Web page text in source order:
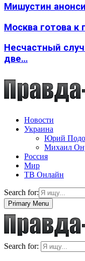
Мишустин
Москва готова к
Несчастный
две…
Новости
Украина
Юрий
Михаил
Россия
Мир
ТВ Онлайн
Search for:
Primary Menu
Search for: